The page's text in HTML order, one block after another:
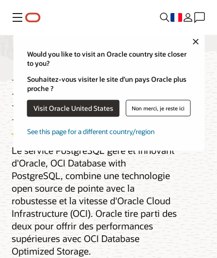
Menu
Would you like to visit an Oracle country site closer
to you?
Souhaitez-vous visiter le site d’un pays Oracle plus
proche ?
Visit Oracle United States Non merci, je reste ici
See this page for a different country/region
Database with
PostgreSQL
Le service PostgreSQL géré et innovant
d'Oracle, OCI Database with
PostgreSQL, combine une technologie
open source de pointe avec la
robustesse et la vitesse d'Oracle Cloud
Infrastructure (OCI). Oracle tire parti des
deux pour offrir des performances
supérieures avec OCI Database
Optimized Storage.